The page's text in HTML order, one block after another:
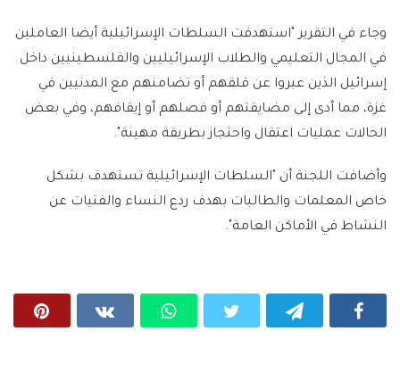
وجاء في التقرير "استهدفت السلطات الإسرائيلية أيضا العاملين
في المجال التعليمي والطلاب الإسرائيليين والفلسطينيين داخل
إسرائيل الذين عبروا عن قلقهم أو تضامنهم مع المدنيين في
غزة، مما أدى إلى مضايقتهم أو فصلهم أو إيقافهم، وفي بعض
الحالات عمليات اعتقال واحتجاز بطريقة مهينة".
وأضافت اللجنة أن "السلطات الإسرائيلية تستهدف بشكل
خاص المعلمات والطالبات بهدف ردع النساء والفتيات عن
النشاط في الأماكن العامة".